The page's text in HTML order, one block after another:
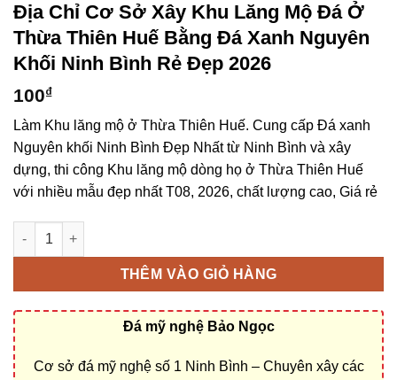
Địa Chỉ Cơ Sở Xây Khu Lăng Mộ Đá Ở
Thừa Thiên Huế Bằng Đá Xanh Nguyên
Khối Ninh Bình Rẻ Đẹp 2026
100₫
Làm Khu lăng mộ ở Thừa Thiên Huế. Cung cấp Đá xanh
Nguyên khối Ninh Bình Đẹp Nhất từ Ninh Bình và xây
dựng, thi công Khu lăng mộ dòng họ ở Thừa Thiên Huế
với nhiều mẫu đẹp nhất T08, 2026, chất lượng cao, Giá rẻ
Địa chỉ cơ sở xây Khu lăng mộ đá ở Thừa Thiên Huế bằng
THÊM VÀO GIỎ HÀNG
Đá mỹ nghệ Bảo Ngọc
Cơ sở đá mỹ nghệ số 1 Ninh Bình – Chuyên xây các